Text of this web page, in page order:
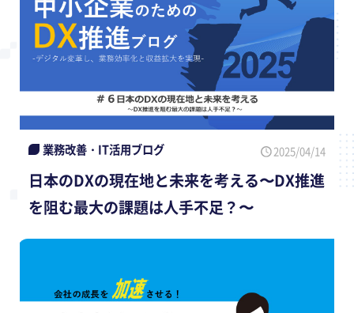
業務改善・IT活用ブログ 2025/04/14
日本のDXの現在地と未来を考える〜DX推進
を阻む最大の課題は人手不足？〜